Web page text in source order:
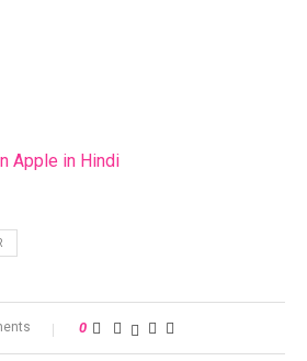
Apple in Hindi
0